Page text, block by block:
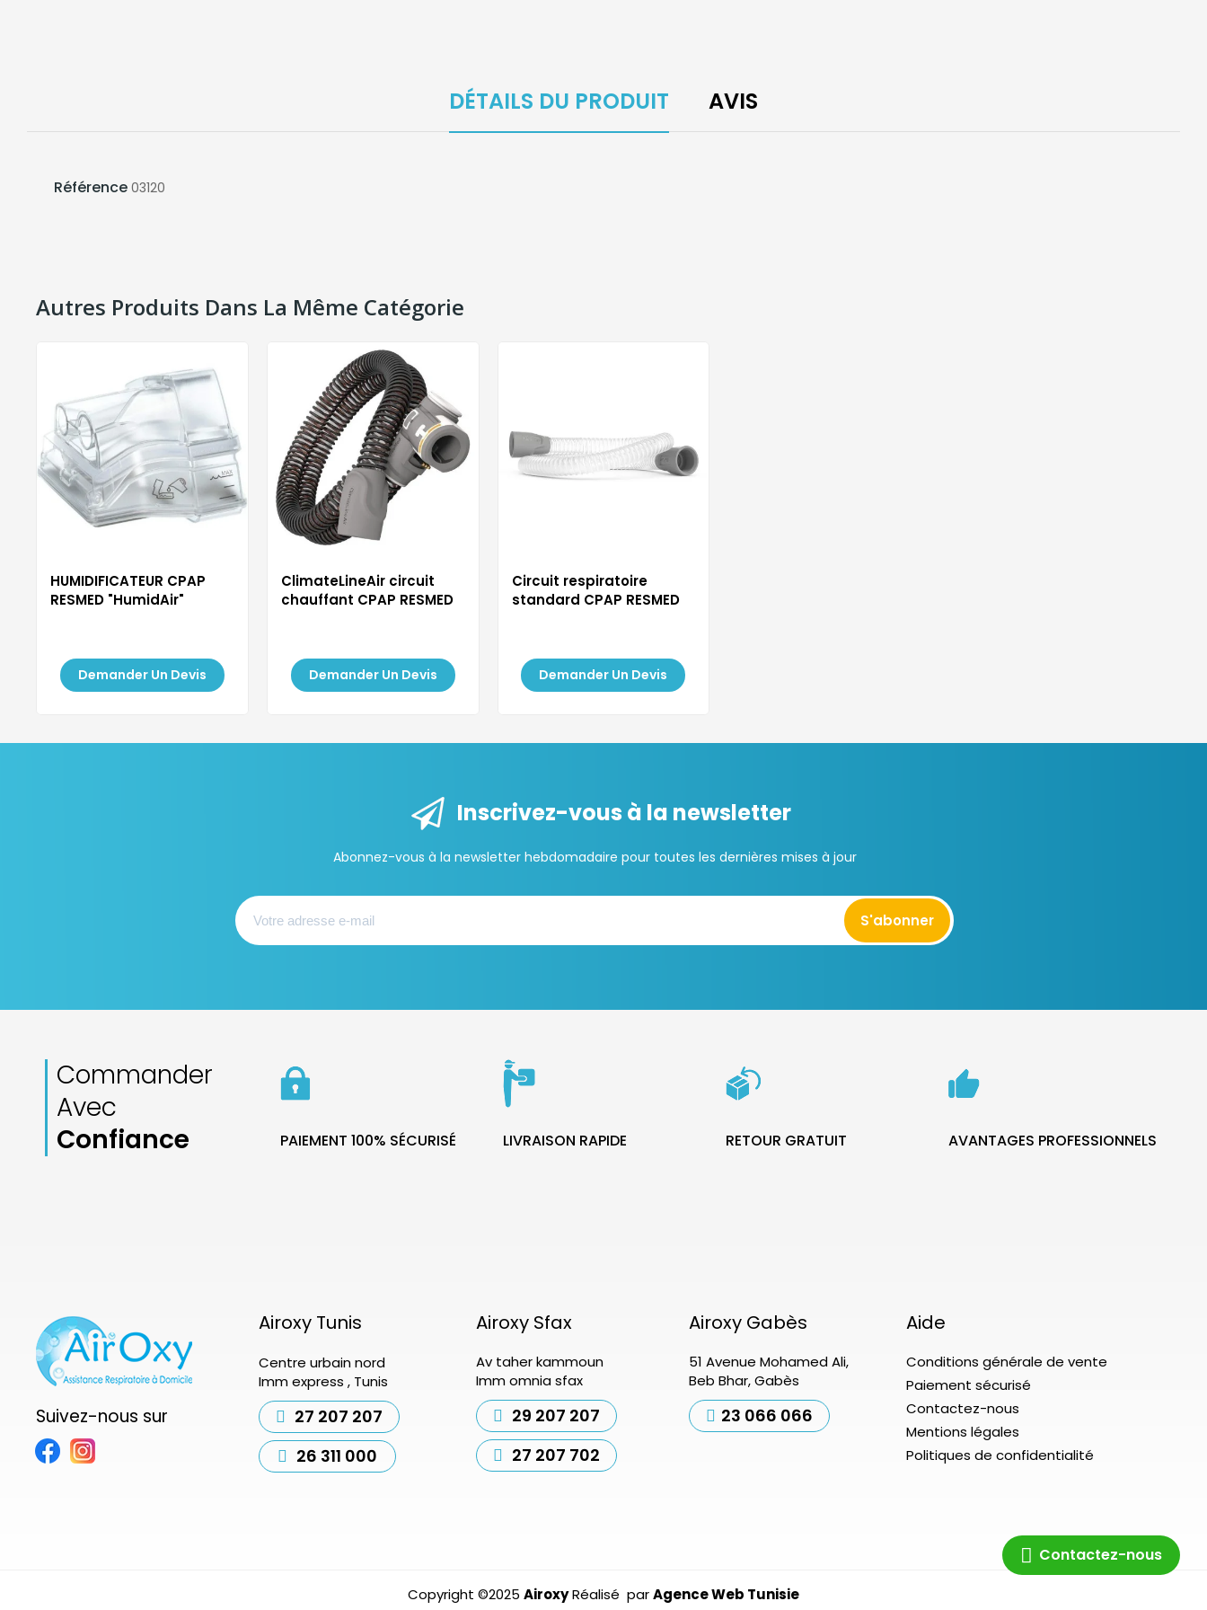
DÉTAILS DU PRODUIT AVIS
Référence 03120
Autres Produits Dans La Même Catégorie
HUMIDIFICATEUR CPAP
RESMED "HumidAir"
Demander Un Devis
ClimateLineAir circuit
chauffant CPAP RESMED
Demander Un Devis
Circuit respiratoire
standard CPAP RESMED
Demander Un Devis
Inscrivez-vous à la newsletter
Abonnez-vous à la newsletter hebdomadaire pour toutes les dernières mises à jour
S'abonner
Commander
Avec
Confiance
PAIEMENT 100% SÉCURISÉ LIVRAISON RAPIDE RETOUR GRATUIT AVANTAGES PROFESSIONNELS
Suivez-nous sur
Airoxy Tunis
Centre urbain nord
Imm express , Tunis
27 207 207
26 311 000
Airoxy Sfax
Av taher kammoun
Imm omnia sfax
29 207 207
27 207 702
Airoxy Gabès
51 Avenue Mohamed Ali,
Beb Bhar, Gabès
23 066 066
Aide
Conditions générale de vente
Paiement sécurisé
Contactez-nous
Mentions légales
Politiques de confidentialité
Copyright ©2025 AiroxyRéalisé parAgence Web Tunisie
Contactez-nous